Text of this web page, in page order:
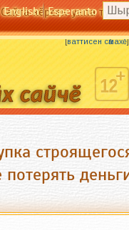
Сайта кӗрсен унпа
English Esperanto
Пӗччен йывӑҫ час тӳнет.
[ваттисен сӑмахӗ]